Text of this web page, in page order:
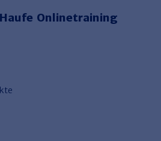
Onlinetraining